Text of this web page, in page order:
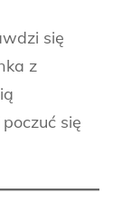
się
z
się